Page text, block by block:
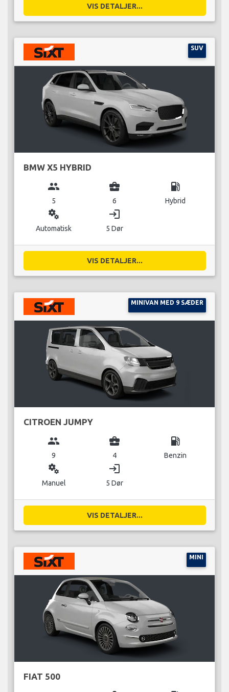
VIS DETALJER...
SUV
BMW X5 HYBRID
group
5
business_center
6
local_gas_station
Hybrid
miscellaneous_services
Automatisk
login
5 Dør
VIS DETALJER...
MINIVAN MED 9 SÆDER
CITROEN JUMPY
group
9
business_center
4
local_gas_station
Benzin
miscellaneous_services
Manuel
login
5 Dør
VIS DETALJER...
MINI
FIAT 500